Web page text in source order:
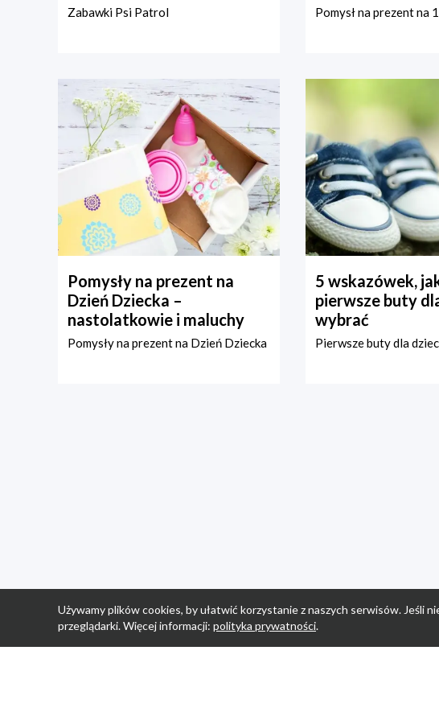
Zabawki Psi Patrol Pomysł na prezent na
Pomysły na prezent na
Dzień Dziecka –
nastolatkowie i maluchy
Pomysły na prezent na Dzień Dziecka
5 wskazówek,
pierwsze buty
wybrać
Pierwsze buty dla
Używamy plików cookies, by ułatwić korzystanie z naszych serwisów. Jeśli
przeglądarki. Więcej informacji: polityka prywatności.